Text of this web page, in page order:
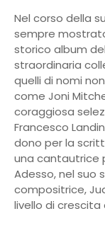
Nel corso della
sempre
storico album
straordinaria
quelli di nomi
come Joni
coraggiosa
Francesco
dono per la
una cantautrice
Adesso, nel
compositrice,
livello di